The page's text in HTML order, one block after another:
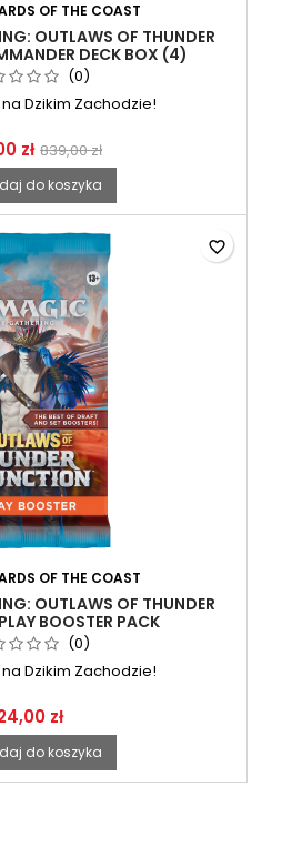
OF THE COAST
OUTLAWS OF THUNDER
DECK BOX (4)
(0)
Dzikim Zachodzie!
zł 839,00 zł
do koszyka
OF THE COAST
OUTLAWS OF THUNDER
BOOSTER PACK
(0)
Dzikim Zachodzie!
zł
do koszyka
favorite_border